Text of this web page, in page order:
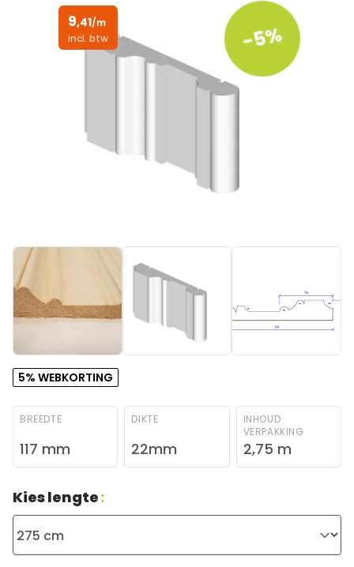
9,41/m
incl. btw
-5%
5% WEBKORTING
BREEDTE
117 mm
DIKTE
22mm
INHOUD
VERPAKKING
2,75 m
Kies lengte: